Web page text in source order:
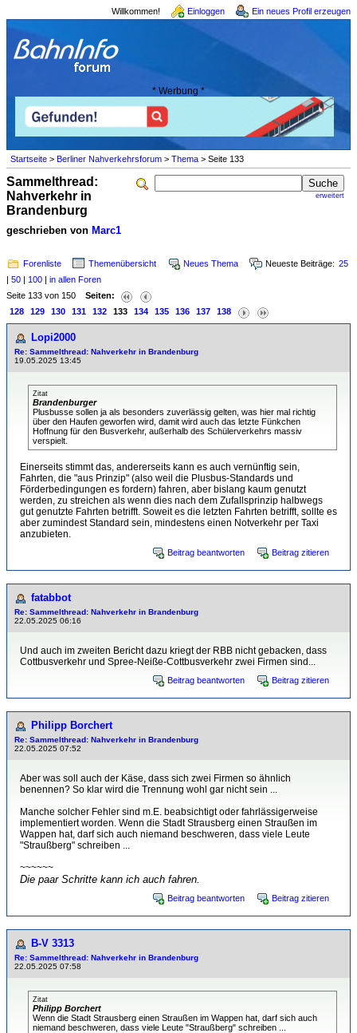
Willkommen! Einloggen Ein neues Profil erzeugen
* Werbung *
Startseite > Berliner Nahverkehrsforum > Thema > Seite 133
erweitert
Sammelthread:
Nahverkehr in
Brandenburg
geschrieben von Marc1
Forenliste Themenübersicht Neues Thema Neueste Beiträge: 25
| 50 | 100 | in allen Foren
Seite 133 von 150 Seiten:
128
129 130 131 132 133 134 135 136 137 138
Lopi2000
Re: Sammelthread: Nahverkehr in Brandenburg
19.05.2025 13:45
Zitat
Brandenburger
Plusbusse sollen ja als besonders zuverlässig gelten, was hier mal richtig
über den Haufen geworfen wird, damit wird auch das letzte Fünkchen
Hoffnung für den Busverkehr, außerhalb des Schülerverkehrs massiv
verspielt.
Einerseits stimmt das, andererseits kann es auch vernünftig sein,
Fahrten, die "aus Prinzip" (also weil die Plusbus-Standards und
Förderbedingungen es fordern) fahren, aber bislang kaum genutzt
werden, zu streichen als wenn dies nach dem Zufallsprinzip halbwegs
gut genutzte Fahrten betrifft. Soweit es die letzten Fahrten betrifft, sollte es
aber zumindest Standard sein, mindestens einen Notverkehr per Taxi
anzubieten.
Beitrag beantworten Beitrag zitieren
fatabbot
Re: Sammelthread: Nahverkehr in Brandenburg
22.05.2025 06:16
Und auch im zweiten Bericht dazu kriegt der RBB nicht gebacken, dass
Cottbusverkehr und Spree-Neiße-Cottbusverkehr zwei Firmen sind...
Beitrag beantworten Beitrag zitieren
Philipp Borchert
Re: Sammelthread: Nahverkehr in Brandenburg
22.05.2025 07:52
Aber was soll auch der Käse, dass sich zwei Firmen so ähnlich
benennen? So klar wird die Trennung wohl gar nicht sein ...
Manche solcher Fehler sind m.E. beabsichtigt oder fahrlässigerweise
implementiert worden. Wenn die Stadt Strausberg einen Straußen im
Wappen hat, darf sich auch niemand beschweren, dass viele Leute
"Straußberg" schreiben ...
~~~~~~
Die paar Schritte kann ich auch fahren.
Beitrag beantworten Beitrag zitieren
B-V 3313
Re: Sammelthread: Nahverkehr in Brandenburg
22.05.2025 07:58
Zitat
Philipp Borchert
Wenn die Stadt Strausberg einen Straußen im Wappen hat, darf sich auch
niemand beschweren, dass viele Leute "Straußberg" schreiben ...